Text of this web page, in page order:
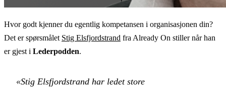
Hvor godt kjenner du egentlig kompetansen i organisasjonen din?
Det er spørsmålet Stig Elsfjordstrand fra Already On stiller når han
er gjest i Lederpodden.
«Stig Elsfjordstrand har ledet store